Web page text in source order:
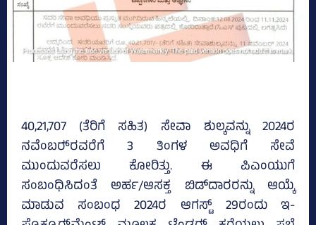
40,21,707 (ತೆರಿಗೆ ಸಹಿತ) ಸೇವಾ ಶುಲ್ಕವನ್ನು 2024ರ
ನವೆಂಬರ್‍‌ರವರೆಗೆ 3 ತಿಂಗಳ ಅವಧಿಗೆ ಸೇವೆ
ಮುಂದುವರೆಸಲು ಕೋರಿತ್ತು. ಈ ಪಿಎಂಯುಗೆ
ಸಂಬಂಧಿಸಿದಂತೆ ಅರ್ಹ/ಆಸಕ್ತ ಬಿಡ್‌ದಾರರನ್ನು ಆಯ್ಕೆ
ಮಾಡುವ ಸಂಬಂಧ 2024ರ ಆಗಸ್ಟ್‌ 29ರಂದು ಇ-